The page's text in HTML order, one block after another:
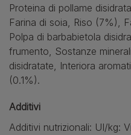
Proteina di pollame
Farina di soia, Riso (7%),
Polpa di barbabietola
frumento, Sostanze
disidratate, Interiora
(0.1%).
Additivi
Additivi nutrizionali: UI/kg: